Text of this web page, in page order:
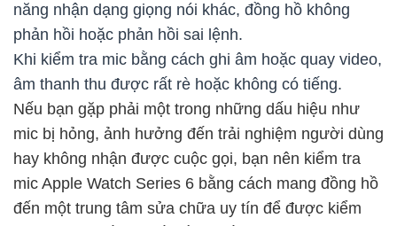
năng nhận dạng giọng nói khác, đồng hồ không
phản hồi hoặc phản hồi sai lệnh.
Khi kiểm tra mic bằng cách ghi âm hoặc quay video,
âm thanh thu được rất rè hoặc không có tiếng.
Nếu bạn gặp phải một trong những dấu hiệu như
mic bị hỏng, ảnh hưởng đến trải nghiệm người dùng
hay không nhận được cuộc gọi, bạn nên kiểm tra
mic Apple Watch Series 6 bằng cách mang đồng hồ
đến một trung tâm sửa chữa uy tín để được kiểm